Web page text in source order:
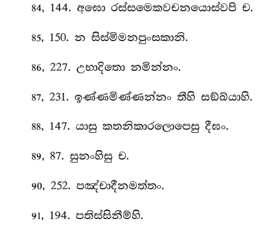
84, 144. අඝො රස්සමෙකවචනයොස්වපි ච.
85, 150. න සිස්මිමනපුංසකානි.
86, 227. උභාදිතො නමින්නං.
87, 231. ඉණ්ණමිණ්ණන්නං තීහි සඞ්ඛ්යාහි.
88, 147. යාසු කතනිකාරලොපෙසු දීඝං.
89, 87. සුනංහිසු ච.
90, 252. පඤ්චාදීනමත්තං.
91, 194. පතිස්සිනීම්හි.